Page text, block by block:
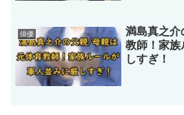
俳優
満島真之介
教師！家族
しすぎ！